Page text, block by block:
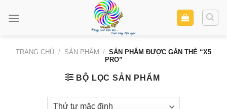
TRANG CHỦ / SẢN PHẨM / SẢN PHẨM ĐƯỢC GẮN THẺ “X5
PRO”
BỘ LỌC SẢN PHẨM